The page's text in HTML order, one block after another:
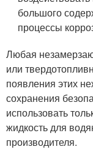
большого
процессы
Любая
или
появления этих
сохранения
использовать
жидкость для
производителя.